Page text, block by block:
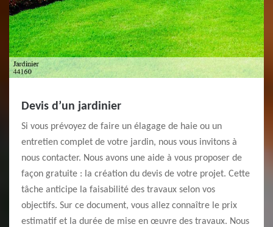
Devis d’un jardinier
Si vous prévoyez de faire un élagage de haie ou un
entretien complet de votre jardin, nous vous invitons à
nous contacter. Nous avons une aide à vous proposer de
façon gratuite : la création du devis de votre projet. Cette
tâche anticipe la faisabilité des travaux selon vos
objectifs. Sur ce document, vous allez connaître le prix
estimatif et la durée de mise en œuvre des travaux. Nous